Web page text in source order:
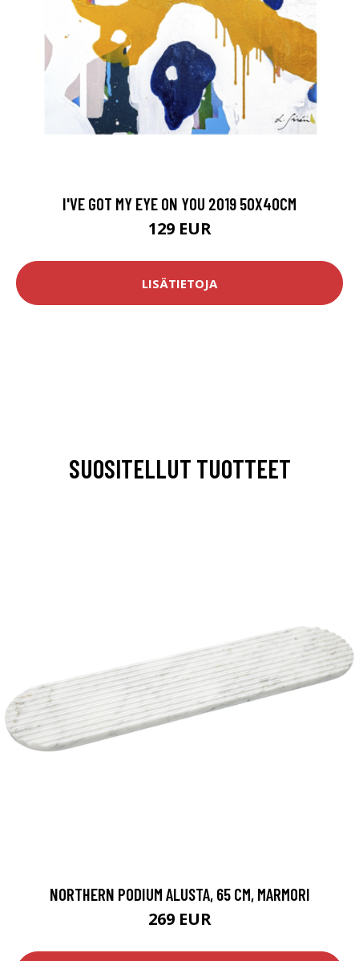
I'VE GOT MY EYE ON YOU 2019 50X40CM
129 EUR
LISÄTIETOJA
SUOSITELLUT TUOTTEET
NORTHERN PODIUM ALUSTA, 65 CM, MARMORI
269 EUR